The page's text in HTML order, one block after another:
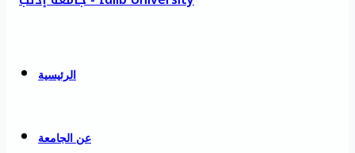
الرئيسية
عن الجامعة